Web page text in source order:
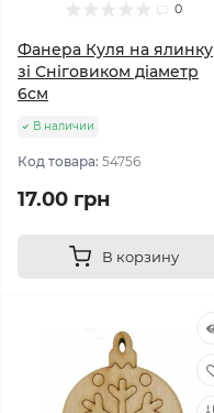
0
Фанера Куля на ялинку
зі Сніговиком діаметр
6см
В наличии
Код товара: 54756
17.00 грн
В корзину